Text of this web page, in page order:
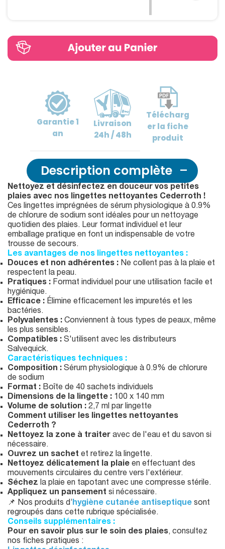
Garantie1
an
Livraison
24h / 48h
Télécharg
erla fiche
produit
Description complète
Nettoyez et désinfectez en douceur vos petites
plaies avec nos lingettes nettoyantes Cederroth !
Ces lingettes imprégnées de sérum physiologique à 0.9%
de chlorure de sodium sont idéales pour un nettoyage
quotidien des plaies. Leur format individuel et leur
emballage pratique en font un indispensable de votre
trousse de secours.
Les avantages de nos lingettes nettoyantes :
Douces et non adhérentes : Ne collent pas à la plaie et
respectent la peau.
Pratiques : Format individuel pour une utilisation facile et
hygiénique.
Efficace : Élimine efficacement les impuretés et les
bactéries.
Polyvalentes : Conviennent à tous types de peaux, même
les plus sensibles.
Compatibles : S'utilisent avec les distributeurs
Salvequick.
Caractéristiques techniques :
Composition : Sérum physiologique à 0.9% de chlorure
de sodium
Format : Boîte de 40 sachets individuels
Dimensions de la lingette : 100 x 140 mm
Volume de solution : 2,7 ml par lingette
Comment utiliser les lingettes nettoyantes
Cederroth ?
Nettoyez la zone à traiter avec de l'eau et du savon si
nécessaire.
Ouvrez un sachet et retirez la lingette.
Nettoyez délicatement la plaie en effectuant des
mouvements circulaires du centre vers l'extérieur.
Séchez la plaie en tapotant avec une compresse stérile.
Appliquez un pansement si nécessaire.
📌 Nos produits d’hygiène cutanée antiseptique sont
regroupés dans cette rubrique spécialisée.
Conseils supplémentaires :
Pour en savoir plus sur le soin des plaies, consultez
nos fiches pratiques :